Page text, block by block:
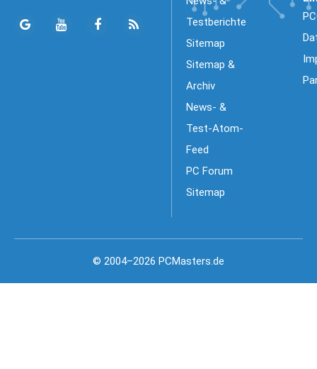
Testberichte
Sitemap
Sitemap &
Archiv
News- &
Test-Atom-
Feed
PC Forum
Sitemap
© 2004–2026 PCMasters.de